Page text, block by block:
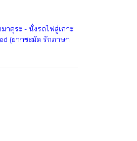
คุระ - นั่งรถไฟสู่เกาะ
(ยากชะมัด รักภาษา